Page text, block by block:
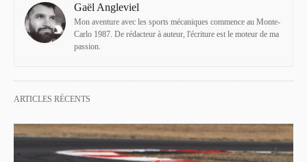
Gaël Angleviel
Mon aventure avec les sports mécaniques commence au Monte-
Carlo 1987. De rédacteur à auteur, l'écriture est le moteur de ma
passion.
ARTICLES RÉCENTS